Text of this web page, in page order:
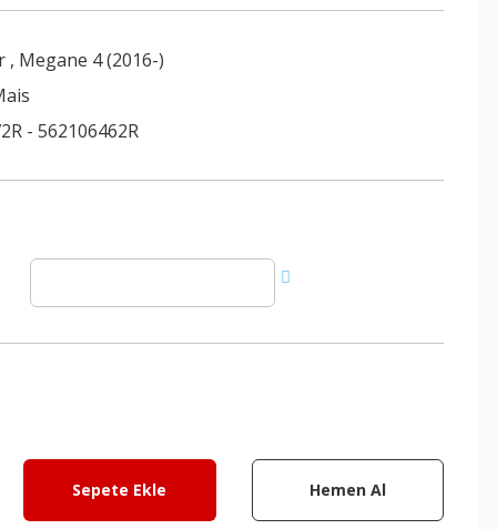
, Megane 4 (2016-)
- 562106462R
Sepete Ekle Hemen Al